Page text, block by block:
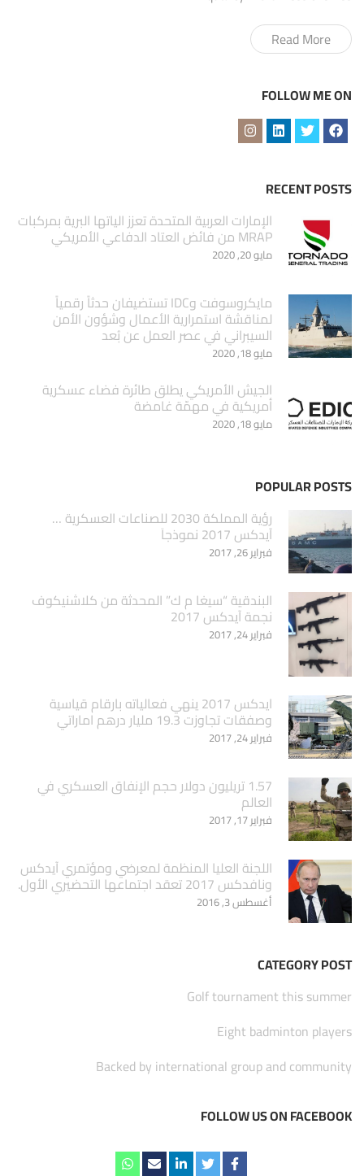
Read More
FOLLOW ME ON
RECENT POSTS
الإمارات العربية المتحدة تعزز الياتها البرية بمركبات
MRAP من فائض العتاد الدفاعي الأمريكي
مايو 20, 2020
مايكروسوفت وIDC تستضيفان حدثاً رقمياً
لمناقشة استمرارية الأعمال وشؤون الأمن
السيبراني في عصر العمل عن بُعد
مايو 18, 2020
الجيش الأمريكي يطلق طائرة فضاء عسكرية
أمريكية في مهمّة غامضة
مايو 18, 2020
POPULAR POSTS
‏رؤية المملكة 2030 للصناعات العسكرية …
آيدكس 2017 نموذجاَ
فبراير 26, 2017
البندقية “سيغا م ك” المحدثة من كلاشنيكوف
نجمة آيدكس 2017
فبراير 24, 2017
ايدكس 2017 ينهي فعالياته بارقام قياسية
وصفقات تجاوزت 19.3 مليار درهم اماراتي
فبراير 24, 2017
1.57 تريليون دولار حجم الإنفاق العسكري في
العالم
فبراير 17, 2017
اللجنة العليا المنظمة لمعرضي ومؤتمري آيدكس
ونافدكس 2017 تعقد اجتماعها التحضيري الأول.
أغسطس 3, 2016
CATEGORY POST
Golf tournament this summer
Eight badminton players
Backed by international group and community
FOLLOW US ON FACEBOOK